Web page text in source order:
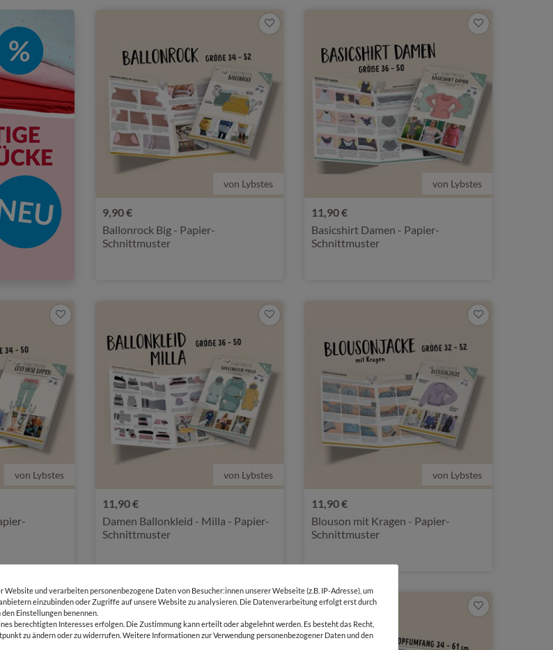
von Lybstes
9,90 €
Ballonrock Big - Papier-
Schnittmuster
von Lybstes
11,90 €
Basicshirt Damen - Papier-
Schnittmuster
von Lybstes von Lybstes
11,90 €
Damen Ballonkleid - Milla - Papier-
Schnittmuster
von Lybstes
11,90 €
Blouson mit Kragen - Papier-
Schnittmuster
Ausverkauft
und verarbeiten personenbezogene Daten von Besucher:innen unserer Webseite (z.B. IP-Adresse), um
einzubinden oder Zugriffe auf unsere Website zu analysieren. Die Datenverarbeitung erfolgt erst durch
Einstellungen benennen.
berechtigten Interesses erfolgen. Die Zustimmung kann erteilt oder abgelehnt werden. Es besteht das Recht,
zu ändern oder zu widerrufen. Weitere Informationen zur Verwendung personenbezogener Daten und den